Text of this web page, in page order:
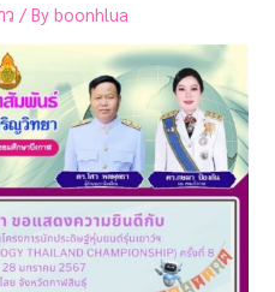
ว / Byboonhlua